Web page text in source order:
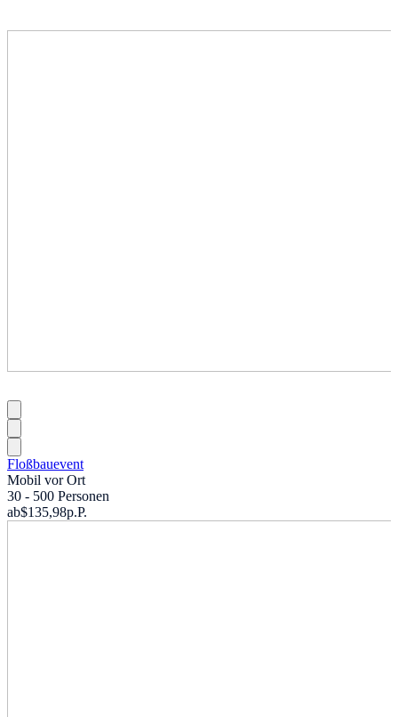
Floßbauevent
Mobil vor Ort
30 - 500 Personen
ab$135,98p.P.